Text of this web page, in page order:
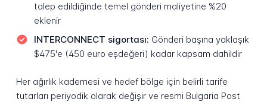
talep edildiğinde temel gönderi maliyetine %20
eklenir
INTERCONNECT sigortası: Gönderi başına yaklaşık
$475'e (450 euro eşdeğeri) kadar kapsam dahildir
Her ağırlık kademesi ve hedef bölge için belirli tarife
tutarları periyodik olarak değişir ve resmi Bulgaria Post